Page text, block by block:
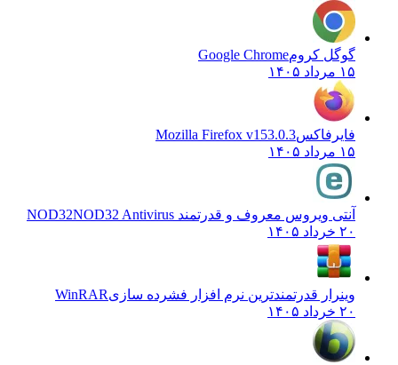
گوگل کرومGoogle Chrome
۱۵ مرداد ۱۴۰۵
فایرفاکسMozilla Firefox v153.0.3
۱۵ مرداد ۱۴۰۵
آنتی ویروس معروف و قدرتمند NOD32 NOD32 Antivirus
۲۰ خرداد ۱۴۰۵
وینرار قدرتمندترین نرم افزار فشرده سازیWinRAR
۲۰ خرداد ۱۴۰۵